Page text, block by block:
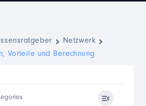
Netzwerk
Vorteile und Berechnung